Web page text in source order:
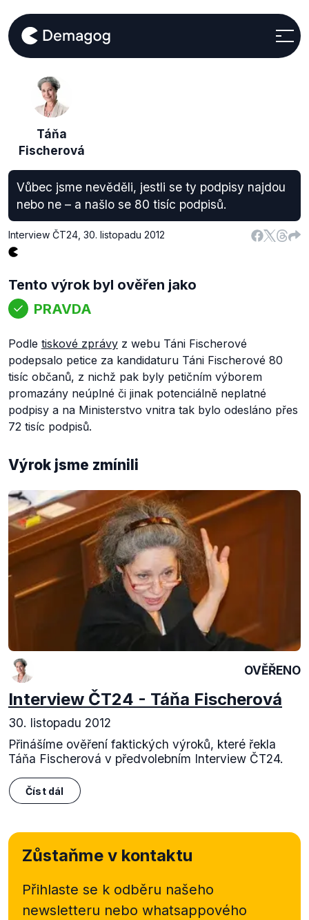
Táňa
Fischerová
Vůbec jsme nevěděli, jestli se ty podpisy najdou
nebo ne – a našlo se 80 tisíc podpisů.
Interview ČT24 30. listopadu 2012
Tento výrok byl ověřen jako
PRAVDA
Podle tiskové zprávy z webu Táni Fischerové
podepsalo petice za kandidaturu Táni Fischerové 80
tisíc občanů, z nichž pak byly petičním výborem
promazány neúplné či jinak potenciálně neplatné
podpisy a na Ministerstvo vnitra tak bylo odesláno přes
72 tisíc podpisů.
Výrok jsme zmínili
OVĚŘENO
Interview ČT24 - Táňa Fischerová
30. listopadu 2012
Přinášíme ověření faktických výroků, které řekla
Táňa Fischerová v předvolebním Interview ČT24.
Číst dál
Zůstaňme v kontaktu
Přihlaste se k odběru našeho
newsletteru nebo whatsappového